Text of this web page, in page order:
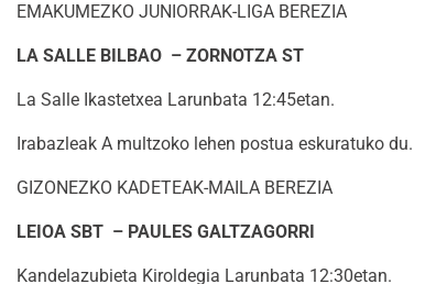
EMAKUMEZKO JUNIORRAK-LIGA BEREZIA
LA SALLE BILBAO – ZORNOTZA ST
La Salle Ikastetxea Larunbata 12:45etan.
Irabazleak A multzoko lehen postua eskuratuko du.
GIZONEZKO KADETEAK-MAILA BEREZIA
LEIOA SBT – PAULES GALTZAGORRI
Kandelazubieta Kiroldegia Larunbata 12:30etan.